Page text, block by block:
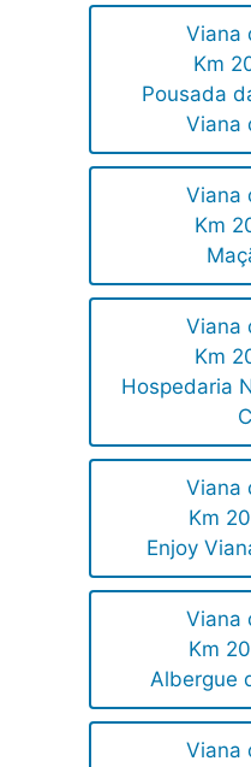
Viana
Km
Pousada
Viana
Viana
Km
Viana
Km
Hospedaria
Viana
Km
Enjoy
Viana
Km
Albergue
Viana